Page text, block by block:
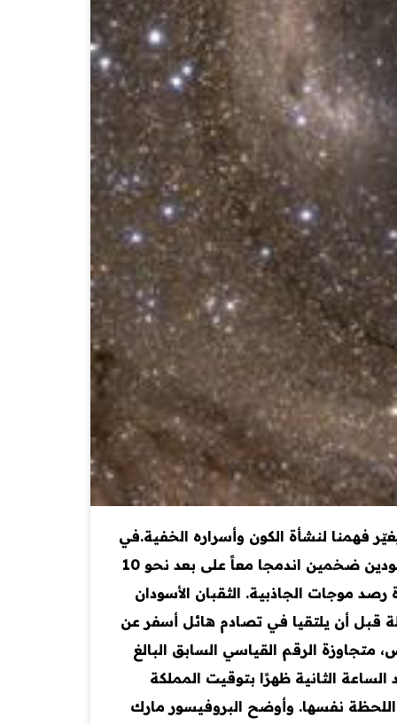
بعد 10 مليارات سنة ضوئية، ما قد يغيّر فهمنا لنشأة الكون وأسراره الخفية.في
اكتشاف علمي مذهل، رصد علماء الفلك تموجات في نسيج الزمكان ناتجة عن اصطدام عنيف بين ثقبين أسودين ضخمين اندمجا معاً على بعد نحو 10
موجات الجاذبية. الثقبان الأسودان
لفترة طويلة قبل أن يلتقيا في تصادم هائل أسفر عن
إلى أن الكتلة الناتجة تصل إلى 265 ضعف كتلة الشمس، متجاوزة الرقم القياسي السابق البالغ
حدث تاريخي سُجل هذا الحدث التاريخي يوم 23 نوفمبر/ تشرين الثاني 2023، عند الساعة الثانية ظهرًا بتوقيت المملكة
اللحظة نفسها. وأوضح البروفيسور مارك